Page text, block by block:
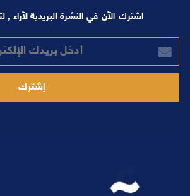
اشترك الآن في النشرة البريدية لآراء ,
بريدك
الإلكتروني